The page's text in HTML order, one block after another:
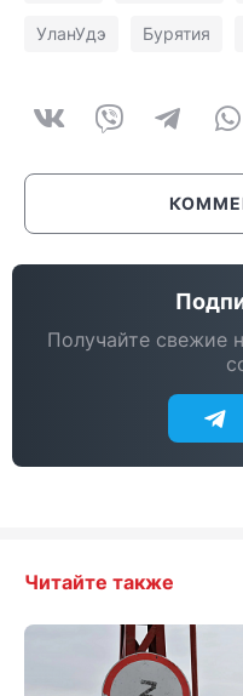
УланУдэ Бурятия
Получайте свежие
Читайте также